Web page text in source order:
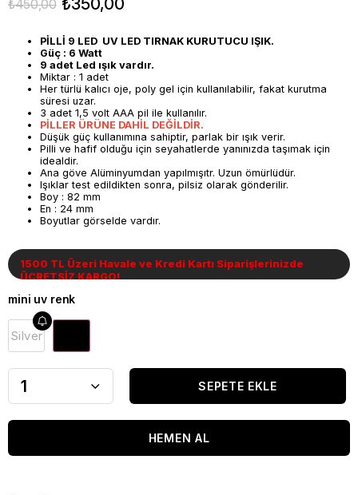
₺450,00
PİLLİ 9 LED UV LED TIRNAK KURUTUCU IŞIK.
Güç : 6 Watt
9 adet Led ışık vardır.
Miktar : 1 adet
Her türlü kalıcı oje, poly gel için kullanılabilir, fakat kurutma
süresi uzar.
3 adet 1,5 volt AAA pil ile kullanılır.
PİLLER ÜRÜNE DAHİL DEĞİLDİR.
Düşük güç kullanımına sahiptir, parlak bir ışık verir.
Pilli ve hafif olduğu için seyahatlerde yanınızda taşımak için
idealdir.
Ana göve Alüminyumdan yapılmışıtr. Uzun ömürlüdür.
Işıklar test edildikten sonra, pilsiz olarak gönderilir.
Boy : 82 mm
En : 24 mm
Boyutlar görselde vardır.
1500 TL Üzeri Havale ve Kredi Kartı Siparişlerinizde
ÜCRETSİZ KARGO!
mini uv renk
Silver